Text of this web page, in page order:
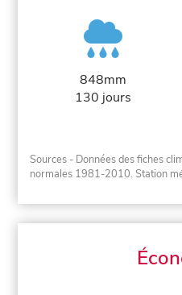
848mm
130 jours
Sources - Données des fiches
normales 1981-2010. Station